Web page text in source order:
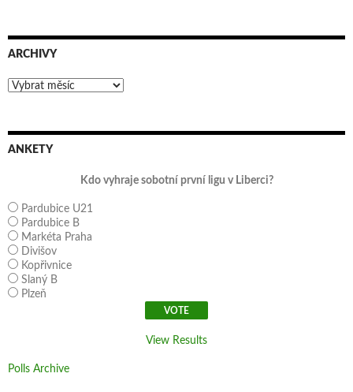
ARCHIVY
Archivy
ANKETY
Kdo vyhraje sobotní první ligu v Liberci?
Pardubice U21
Pardubice B
Markéta Praha
Divišov
Kopřivnice
Slaný B
Plzeň
View Results
Polls Archive